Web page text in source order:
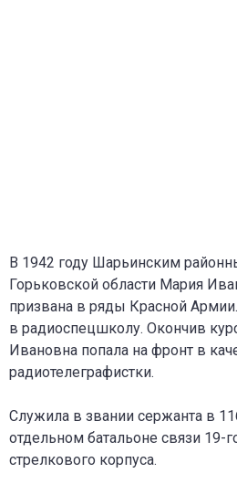
В 1942 году Шарьинским
Горьковской области Мария
призвана в ряды Красной
в радиоспецшколу. Окончив
Ивановна попала на фронт в
радиотелеграфистки.
Служила в звании сержанта в
отдельном батальоне связи 19-
стрелкового корпуса.